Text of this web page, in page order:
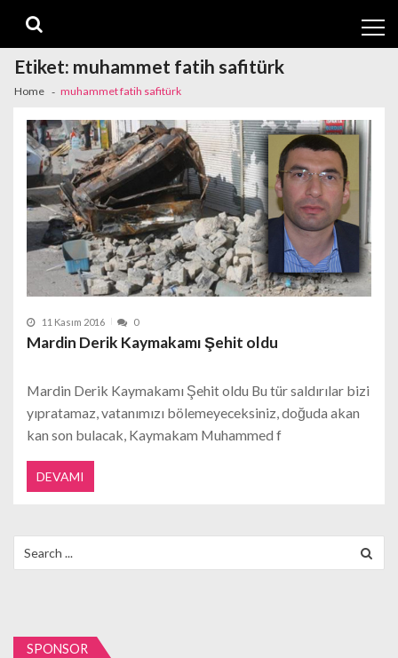
navigation
content
Etiket: muhammet fatih safitürk
Home muhammet fatih safitürk
11 Kasım 2016 0
Mardin Derik Kaymakamı Şehit oldu
Mardin Derik Kaymakamı Şehit oldu Bu tür saldırılar bizi
yıpratamaz, vatanımızı bölemeyeceksiniz, doğuda akan
kan son bulacak, Kaymakam Muhammed f
DEVAMI
for:
SPONSOR